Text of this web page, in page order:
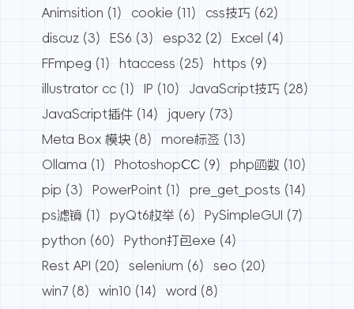
Animsition (1) cookie (11) css技巧 (62)
discuz (3) ES6 (3) esp32 (2) Excel
(4)
FFmpeg (1) htaccess (25) https (9)
illustrator cc (1) IP (10) JavaScript技巧 (28)
JavaScript插件 (14) jquery (73)
Meta Box 模块 (8) more标签 (13)
Ollama (1) PhotoshopCC (9) php函数 (10)
pip (3) PowerPoint (1) pre_get_posts (14)
ps滤镜 (1) pyQt6枚举 (6) PySimpleGUI
(7)
python (60) Python打包exe (4)
Rest API
(20) selenium (6) seo (20)
win7 (8) win10 (14) word (8)